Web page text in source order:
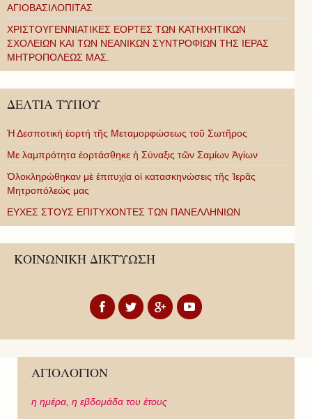
ΑΓΙΟΒΑΣΙΛΟΠΙΤΑΣ
ΧΡΙΣΤΟΥΓΕΝΝΙΑΤΙΚΕΣ ΕΟΡΤΕΣ ΤΩΝ ΚΑΤΗΧΗΤΙΚΩΝ
ΣΧΟΛΕΙΩΝ ΚΑΙ ΤΩΝ ΝΕΑΝΙΚΩΝ ΣΥΝΤΡΟΦΙΩΝ ΤΗΣ ΙΕΡΑΣ
ΜΗΤΡΟΠΟΛΕΩΣ ΜΑΣ.
ΔΕΛΤΙΑ ΤΥΠΟΥ
Ἡ Δεσποτική ἑορτή τῆς Μεταμορφώσεως τοῦ Σωτῆρος
Με λαμπρότητα ἑορτάσθηκε ἡ Σύναξις τῶν Σαμίων Ἁγίων
Ὁλοκληρώθηκαν μὲ ἐπιτυχία οἱ κατασκηνώσεις τῆς Ἱερᾶς
Μητροπόλεώς μας
ΕΥΧΕΣ ΣΤΟΥΣ ΕΠΙΤΥΧΟΝΤΕΣ ΤΩΝ ΠΑΝΕΛΛΗΝΙΩΝ
ΚΟΙΝΩΝΙΚΗ ΔΙΚΤΥΩΣΗ
ΑΓΙΟΛΟΓΙΟΝ
η ημέρα, η εβδομάδα του έτους